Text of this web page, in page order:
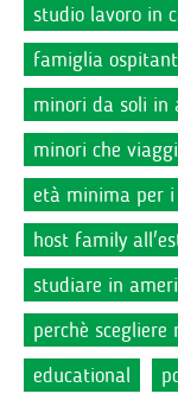
studio lavoro in
famiglia
minori da soli in
minori che
età minima per
host family
studiare in
perchè scegliere
educational